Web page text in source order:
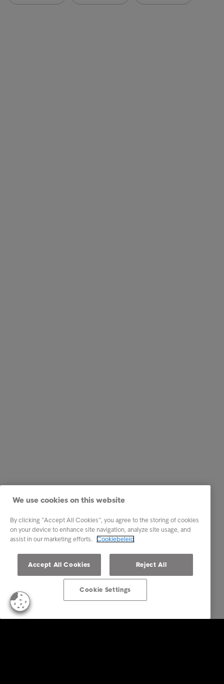
We use cookies on this website
By clicking “Accept All Cookies”, you agree to the storing of cookies
on your device to enhance site navigation, analyze site usage, and
assist in our marketing efforts. Cookiebeleid
Accept All Cookies Reject All
Cookie Settings